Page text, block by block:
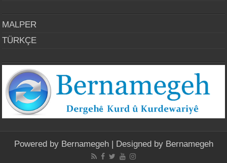
MALPER
TÜRKÇE
Powered by Bernamegeh| Designed by Bernamegeh